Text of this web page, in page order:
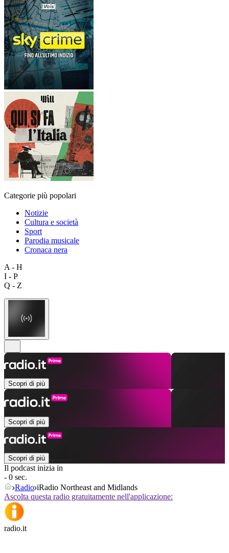
Categorie più popolari
Notizie
Cultura e società
Sport
Parodia musicale
Cronaca nera
A - H
I - P
Q - Z
Scopri di più
Scopri di più
Scopri di più
Il podcast inizia in
- 0 sec.
Radio iRadio Northeast and Midlands
Ascolta questa radio gratuitamente nell'applicazione:
radio.it